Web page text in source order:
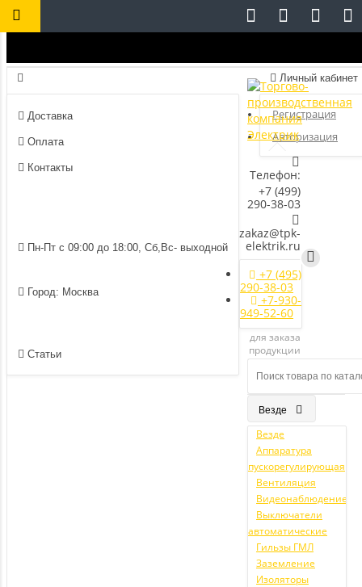
Доставка
Оплата
Контакты
Пн-Пт с 09:00 до 18:00, Сб,Вс- выходной
Город: Москва
Статьи
Личный кабинет
Регистрация
Авторизация
Телефон:
+7 (499)
290-38-03
zakaz@tpk-
elektrik.ru
+7 (495)
290-38-03
+7-930-
949-52-60
для заказа
продукции
Везде
Везде
Аппаратура
пускорегулирующая
Вентиляция
Видеонаблюдение
Выключатели
автоматические
Гильзы ГМЛ
Заземление
Изоляторы